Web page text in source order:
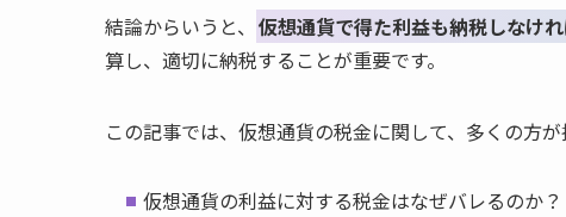
結論からいうと、 仮想通貨で得た利益も納税しなけれ
算し、適切に納税することが重要です。
この記事では、仮想通貨の税金に関して、多くの方
仮想通貨の利益に対する税金はなぜバレるのか？